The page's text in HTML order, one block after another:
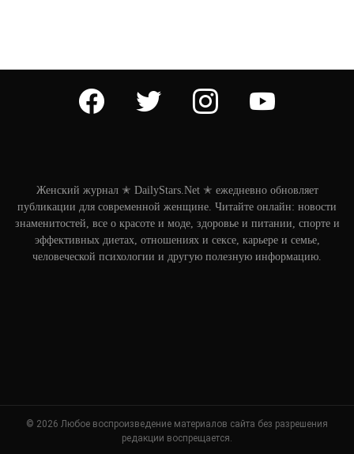
facebook twitter instagram
Женский журнал ✭ DailyStars.Net ✭ ежедневно обновляет
публикации для современной женщине. Читайте онлайн: новости
знаменитостей, все о красоте и моде, здоровье и питании, спорте и
эффективных диетах, отношениях и сексе, карьере и семье,
человеческой психологии и другую полезную информацию.
© 2026 Любое воспроизведение материалов сайта без разрешения
редакции воспрещается.